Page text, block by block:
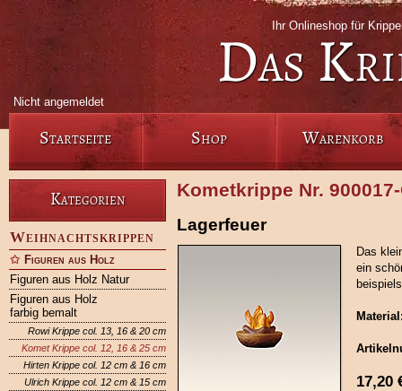
Ihr Onlineshop für
Das
Nicht angemeldet
Startseite Shop Warenkorb
Kategorien
Weihnachtskrippen
Figuren aus Holz
Figuren aus Holz Natur
Figuren aus Holz
farbig bemalt
Rowi Krippe col. 13, 16 & 20 cm
Komet Krippe col. 12, 16 & 25 cm
Hirten Krippe col. 12 cm & 16 cm
Ulrich Krippe col. 12 cm & 15 cm
Kometkrippe Nr.
Lagerfeuer
Das
ein
17,20